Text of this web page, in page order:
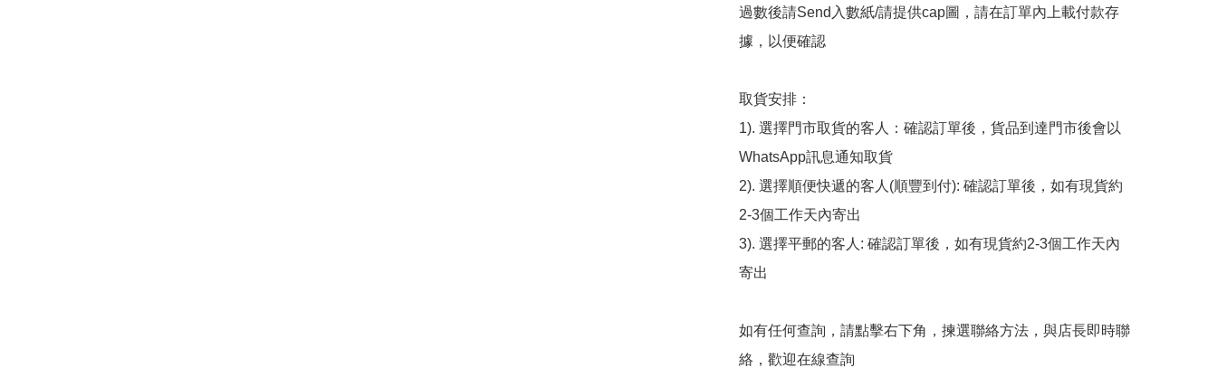
過數後請Send入數紙/請提供cap圖，請在訂單內上載付款存
據，以便確認
取貨安排：
1). 選擇門市取貨的客人：確認訂單後，貨品到達門市後會以
WhatsApp訊息通知取貨
2). 選擇順便快遞的客人(順豐到付): 確認訂單後，如有現貨約
2-3個工作天內寄出
3). 選擇平郵的客人: 確認訂單後，如有現貨約2-3個工作天內
寄出
如有任何查詢，請點擊右下角，揀選聯絡方法，與店長即時聯
絡，歡迎在線查詢